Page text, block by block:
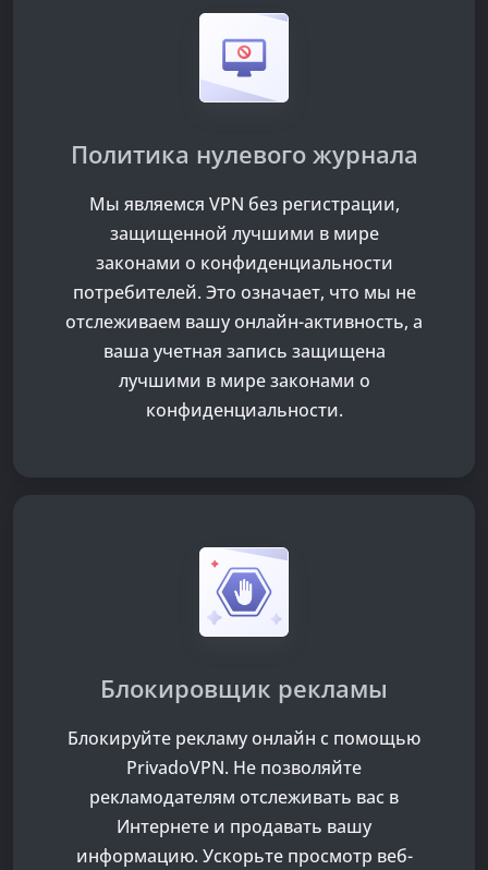
Политика нулевого журнала
Мы являемся VPN без регистрации,
защищенной лучшими в мире
законами о конфиденциальности
потребителей. Это означает, что мы не
отслеживаем вашу онлайн-активность, а
ваша учетная запись защищена
лучшими в мире законами о
конфиденциальности.
Блокировщик рекламы
Блокируйте рекламу онлайн с помощью
PrivadoVPN. Не позволяйте
рекламодателям отслеживать вас в
Интернете и продавать вашу
информацию. Ускорьте просмотр веб-